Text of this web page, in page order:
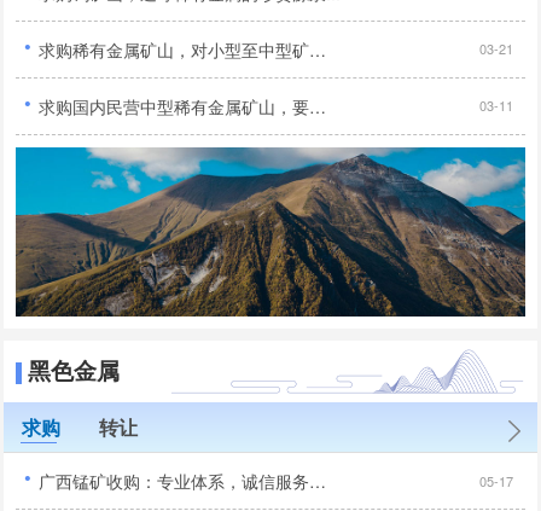
· 求购稀有金属矿山，对小型至中型矿山感兴趣... 03-21
· 求购国内民营中型稀有金属矿山，要求手续齐全... 03-11
黑色金属
求购 转让
· 广西锰矿收购：专业体系，诚信服务，合作共赢... 05-17